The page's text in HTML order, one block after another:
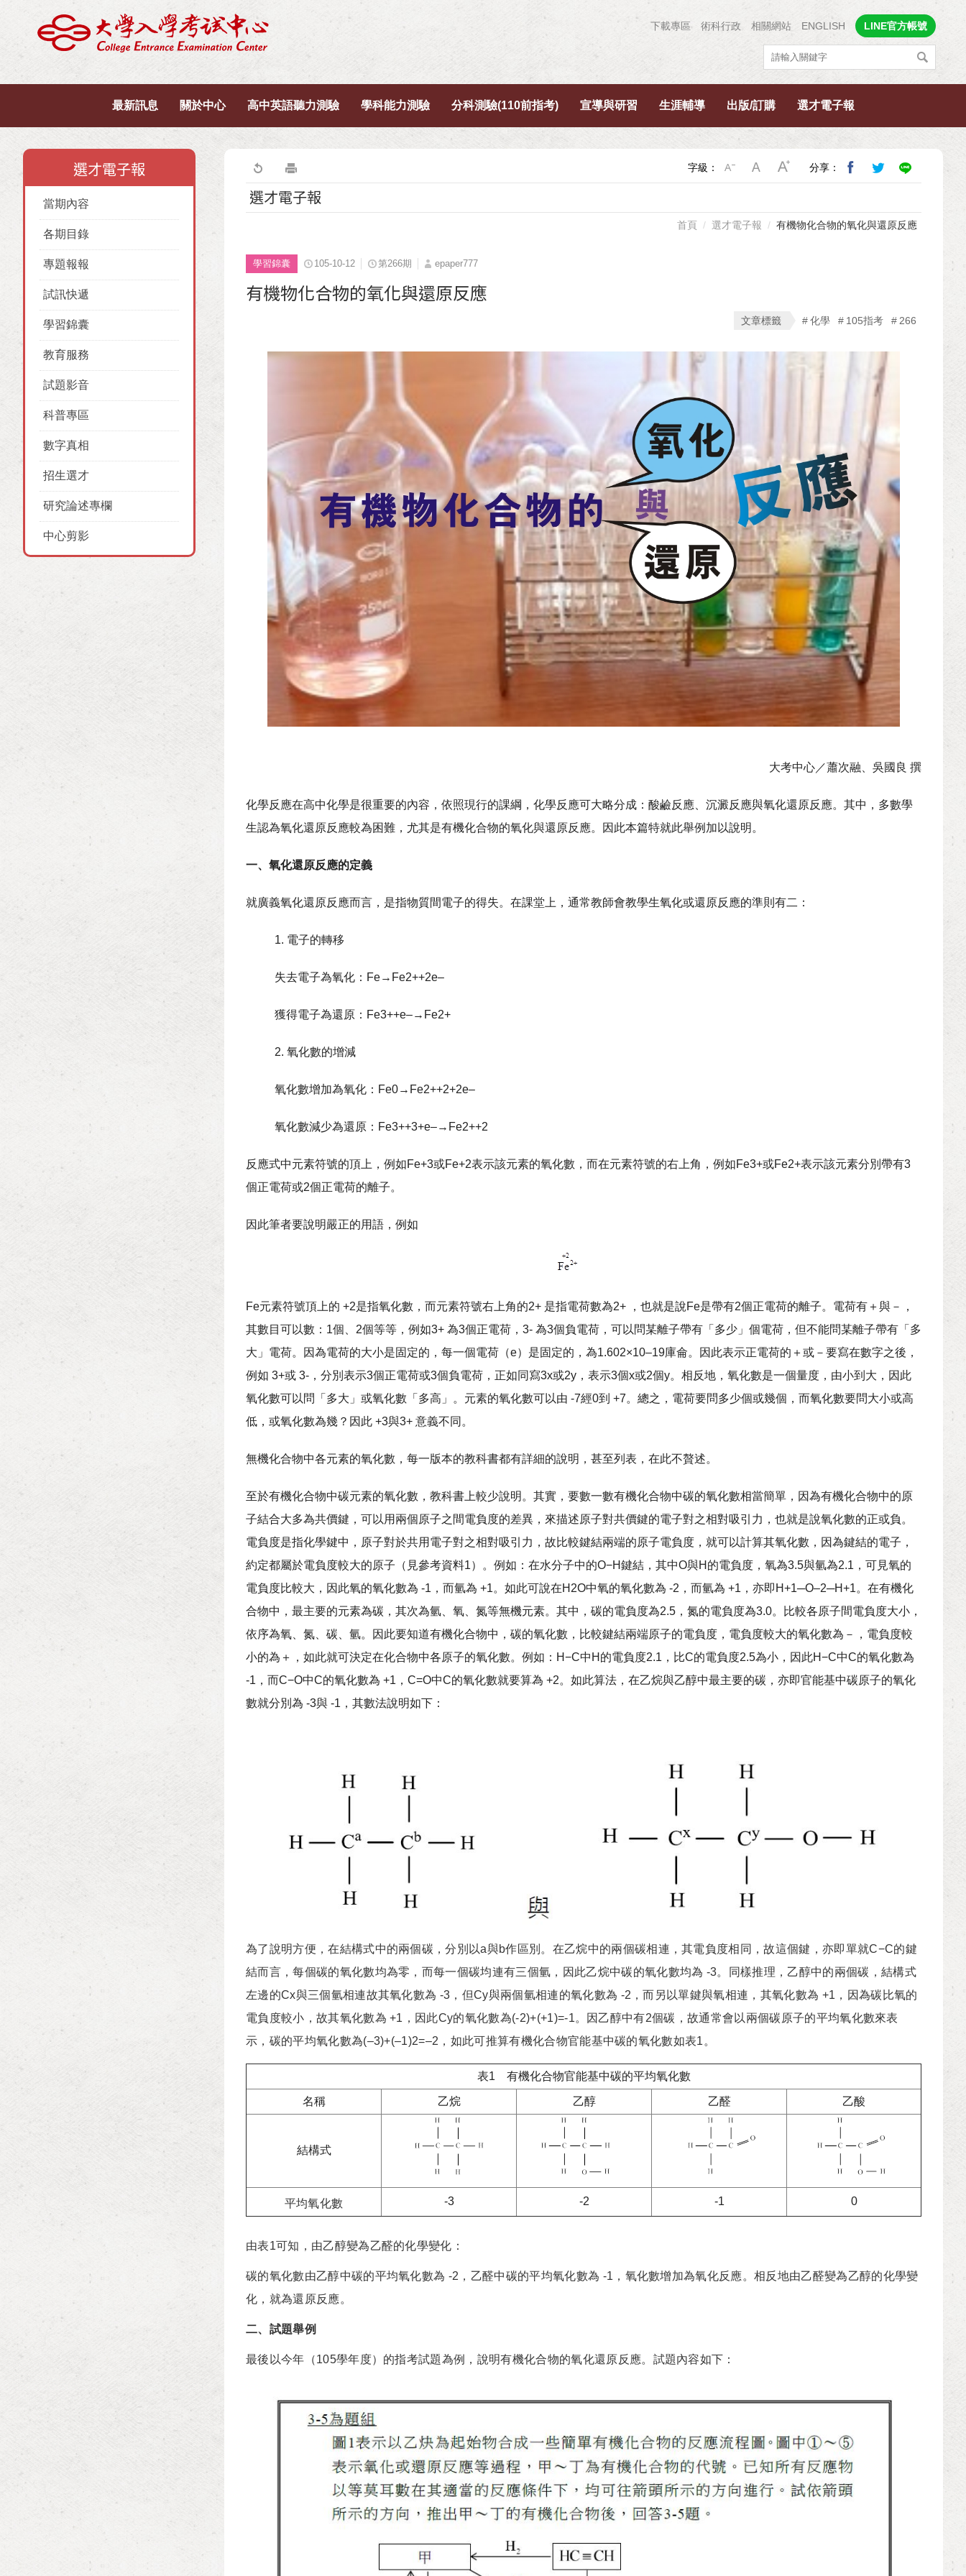
下載專區 術科行政 相關網站 ENGLISH LINE官方帳號
最新訊息 關於中心 高中英語聽力測驗 學科能力測驗 分科測驗(110前指考) 宣導與研習 生涯輔導 出版/訂購 選才電子報
選才電子報
當期內容
各期目錄
專題報報
試訊快遞
學習錦囊
教育服務
試題影音
科普專區
數字真相
招生選才
研究論述專欄
中心剪影
字級： 分享：
選才電子報
首頁 選才電子報 有機物化合物的氧化與還原反應
學習錦囊 105-10-12 第266期 epaper777
有機物化合物的氧化與還原反應
文章標籤 化學 105指考 266
大考中心／蕭次融、吳國良 撰
化學反應在高中化學是很重要的內容，依照現行的課綱，化學反應可大略分成：酸鹼反應、沉澱反應與氧化還原反應。其中，多數學
生認為氧化還原反應較為困難，尤其是有機化合物的氧化與還原反應。因此本篇特就此舉例加以說明。
一、氧化還原反應的定義
就廣義氧化還原反應而言，是指物質間電子的得失。在課堂上，通常教師會教學生氧化或還原反應的準則有二：
1. 電子的轉移
失去電子為氧化：Fe→Fe2++2e–
獲得電子為還原：Fe3++e–→Fe2+
2. 氧化數的增減
氧化數增加為氧化：Fe0→Fe2++2+2e–
氧化數減少為還原：Fe3++3+e–→Fe2++2
反應式中元素符號的頂上，例如Fe+3或Fe+2表示該元素的氧化數，而在元素符號的右上角，例如Fe3+或Fe2+表示該元素分別帶有3
個正電荷或2個正電荷的離子。
因此筆者要說明嚴正的用語，例如
Fe元素符號頂上的 +2是指氧化數，而元素符號右上角的2+ 是指電荷數為2+ ，也就是說Fe是帶有2個正電荷的離子。電荷有＋與－，
其數目可以數：1個、2個等等，例如3+ 為3個正電荷，3- 為3個負電荷，可以問某離子帶有「多少」個電荷，但不能問某離子帶有「多
大」電荷。因為電荷的大小是固定的，每一個電荷（e）是固定的，為1.602×10–19庫侖。因此表示正電荷的＋或－要寫在數字之後，
例如 3+或 3-，分別表示3個正電荷或3個負電荷，正如同寫3x或2y，表示3個x或2個y。相反地，氧化數是一個量度，由小到大，因此
氧化數可以問「多大」或氧化數「多高」。元素的氧化數可以由 -7經0到 +7。總之，電荷要問多少個或幾個，而氧化數要問大小或高
低，或氧化數為幾？因此 +3與3+ 意義不同。
無機化合物中各元素的氧化數，每一版本的教科書都有詳細的說明，甚至列表，在此不贅述。
至於有機化合物中碳元素的氧化數，教科書上較少說明。其實，要數一數有機化合物中碳的氧化數相當簡單，因為有機化合物中的原
子結合大多為共價鍵，可以用兩個原子之間電負度的差異，來描述原子對共價鍵的電子對之相對吸引力，也就是說氧化數的正或負。
電負度是指化學鍵中，原子對於共用電子對之相對吸引力，故比較鍵結兩端的原子電負度，就可以計算其氧化數，因為鍵結的電子，
約定都屬於電負度較大的原子（見參考資料1）。例如：在水分子中的O−H鍵結，其中O與H的電負度，氧為3.5與氫為2.1，可見氧的
電負度比較大，因此氧的氧化數為 -1，而氫為 +1。如此可說在H2O中氧的氧化數為 -2，而氫為 +1，亦即H+1─O–2─H+1。在有機化
合物中，最主要的元素為碳，其次為氫、氧、氮等無機元素。其中，碳的電負度為2.5，氮的電負度為3.0。比較各原子間電負度大小，
依序為氧、氮、碳、氫。因此要知道有機化合物中，碳的氧化數，比較鍵結兩端原子的電負度，電負度較大的氧化數為－，電負度較
小的為＋，如此就可決定在化合物中各原子的氧化數。例如：H−C中H的電負度2.1，比C的電負度2.5為小，因此H−C中C的氧化數為
-1，而C−O中C的氧化數為 +1，C=O中C的氧化數就要算為 +2。如此算法，在乙烷與乙醇中最主要的碳，亦即官能基中碳原子的氧化
數就分別為 -3與 -1，其數法說明如下：
為了說明方便，在結構式中的兩個碳，分別以a與b作區別。在乙烷中的兩個碳相連，其電負度相同，故這個鍵，亦即單就C−C的鍵
結而言，每個碳的氧化數均為零，而每一個碳均連有三個氫，因此乙烷中碳的氧化數均為 -3。同樣推理，乙醇中的兩個碳，結構式
左邊的Cx與三個氫相連故其氧化數為 -3，但Cy與兩個氫相連的氧化數為 -2，而另以單鍵與氧相連，其氧化數為 +1，因為碳比氧的
電負度較小，故其氧化數為 +1，因此Cy的氧化數為(-2)+(+1)=-1。因乙醇中有2個碳，故通常會以兩個碳原子的平均氧化數來表
示，碳的平均氧化數為(–3)+(–1)2=–2，如此可推算有機化合物官能基中碳的氧化數如表1。
表1 有機化合物官能基中碳的平均氧化數
名稱 乙烷 乙醇 乙醛 乙酸
結構式
平均氧化數 -3 -2 -1 0
由表1可知，由乙醇變為乙醛的化學變化：
碳的氧化數由乙醇中碳的平均氧化數為 -2，乙醛中碳的平均氧化數為 -1，氧化數增加為氧化反應。相反地由乙醛變為乙醇的化學變
化，就為還原反應。
二、試題舉例
最後以今年（105學年度）的指考試題為例，說明有機化合物的氧化還原反應。試題內容如下：